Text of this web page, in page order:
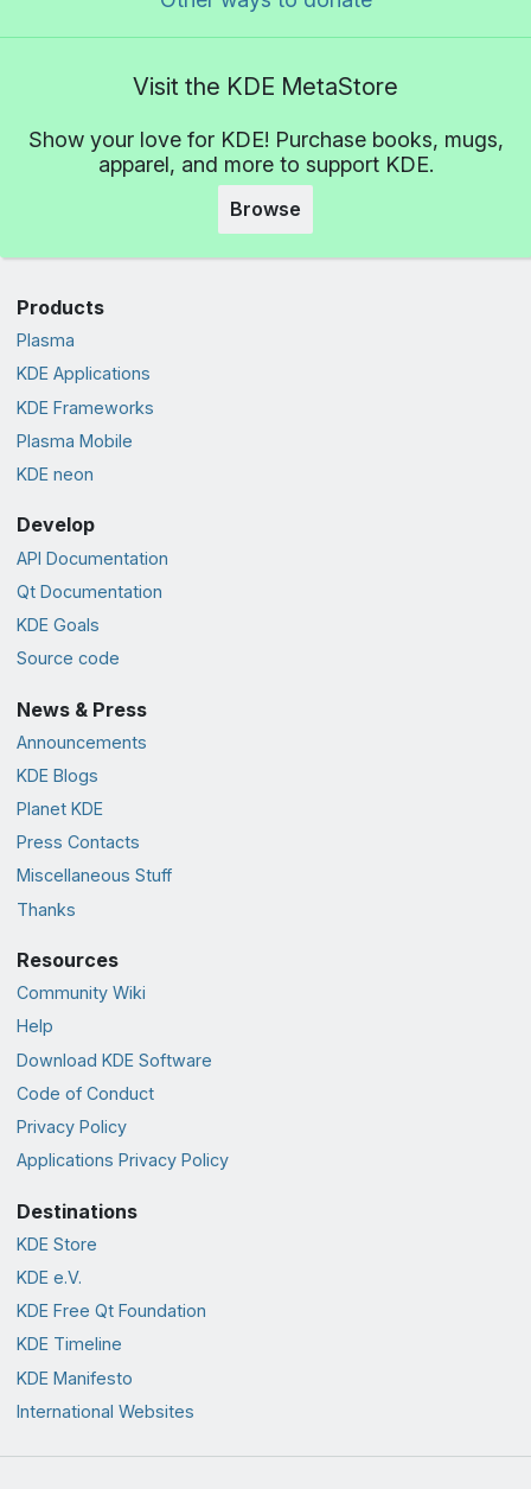
Visit the KDE MetaStore
Show your love for KDE! Purchase books, mugs,
apparel, and more to support KDE.
Browse
Products
Plasma
KDE Applications
KDE Frameworks
Plasma Mobile
KDE neon
Develop
API Documentation
Qt Documentation
KDE Goals
Source code
News & Press
Announcements
KDE Blogs
Planet KDE
Press Contacts
Miscellaneous Stuff
Thanks
Resources
Community Wiki
Help
Download KDE Software
Code of Conduct
Privacy Policy
Applications Privacy Policy
Destinations
KDE Store
KDE e.V.
KDE Free Qt Foundation
KDE Timeline
KDE Manifesto
International Websites